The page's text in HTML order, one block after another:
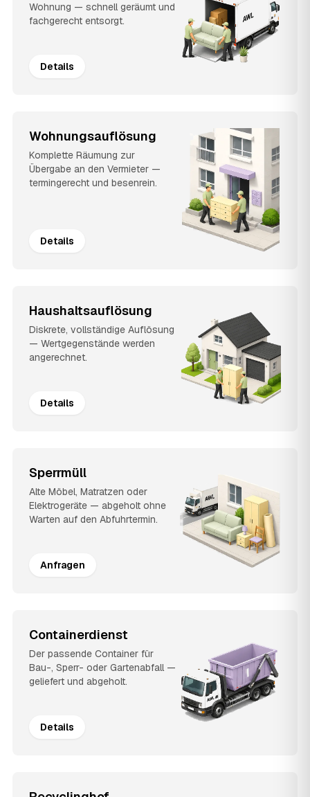
Wohnung — schnell geräumt und
fachgerecht entsorgt.
Details
Wohnungsauflösung
Komplette Räumung zur
Übergabe an den Vermieter —
termingerecht und besenrein.
Details
Haushaltsauflösung
Diskrete, vollständige Auflösung
— Wertgegenstände werden
angerechnet.
Details
Sperrmüll
Alte Möbel, Matratzen oder
Elektrogeräte — abgeholt ohne
Warten auf den Abfuhrtermin.
Anfragen
Containerdienst
Der passende Container für
Bau-, Sperr- oder Gartenabfall —
geliefert und abgeholt.
Details